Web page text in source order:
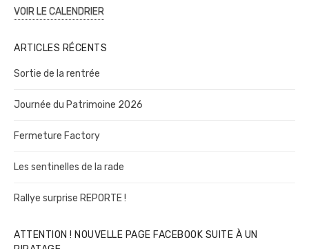
i
c
VOIR LE CALENDRIER
ARTICLES RÉCENTS
Sortie de la rentrée
Journée du Patrimoine 2026
Fermeture Factory
Les sentinelles de la rade
Rallye surprise REPORTE !
ATTENTION ! NOUVELLE PAGE FACEBOOK SUITE À UN